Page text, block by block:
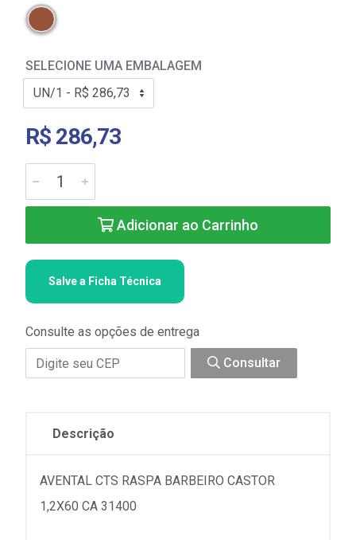
SELECIONE UMA EMBALAGEM
R$ 286,73
Adicionar ao Carrinho
Salve a Ficha Técnica
Consulte as opções de entrega
Consultar
Descrição
AVENTAL CTS RASPA BARBEIRO CASTOR
1,2X60 CA 31400